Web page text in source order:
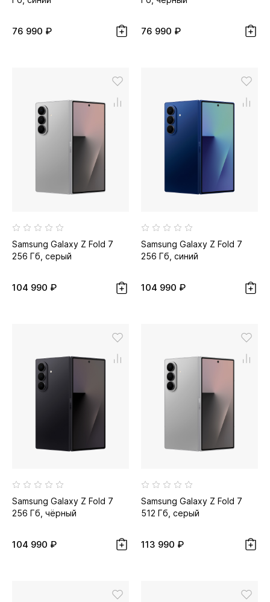
76 990 ₽ 76 990 ₽
Samsung Galaxy Z Fold 7
256 Гб, серый
104 990 ₽
Samsung Galaxy Z Fold 7
256 Гб, синий
104 990 ₽
Samsung Galaxy Z Fold 7
256 Гб, чёрный
104 990 ₽
Samsung Galaxy Z Fold 7
512 Гб, серый
113 990 ₽